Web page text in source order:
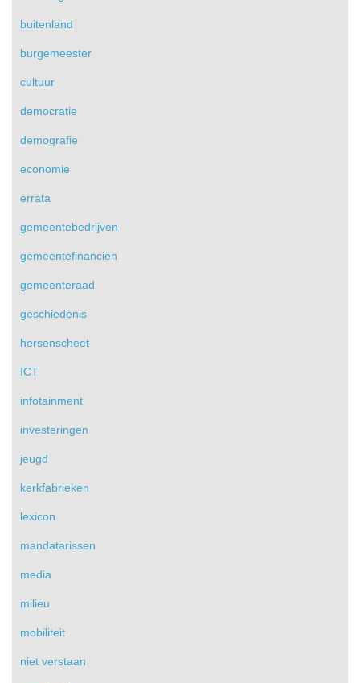
buitenland
burgemeester
cultuur
democratie
demografie
economie
errata
gemeentebedrijven
gemeentefinanciën
gemeenteraad
geschiedenis
hersenscheet
ICT
infotainment
investeringen
jeugd
kerkfabrieken
lexicon
mandatarissen
media
milieu
mobiliteit
niet verstaan